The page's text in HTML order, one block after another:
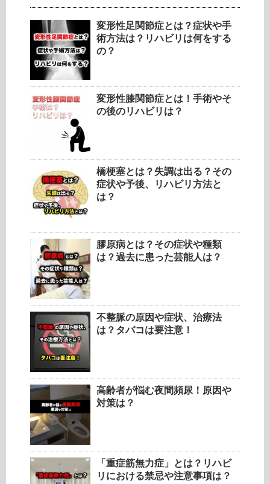
変形性足関節症とは？症状や手
術方法は？リハビリは何をする
の？
変形性膝関節症とは！手術やそ
の後のリハビリは？
橋梗塞とは？失調は出る？その
症状や予後、リハビリ方法と
は？
膠原病とは？その症状や種類
は？過去に患った芸能人は？
不整脈の原因や症状、治療法
は？タバコは要注意！
高齢者が悩む夜間頻尿！原因や
対策は？
「重症筋無力症」とは？リハビ
リにおける禁忌や注意事項は？